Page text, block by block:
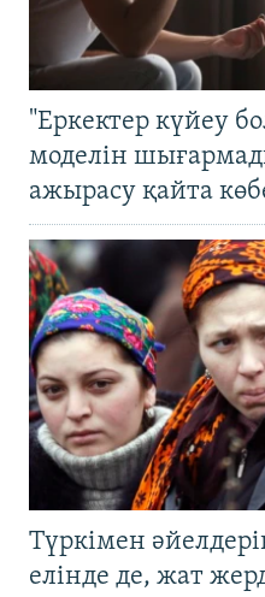
"Еркектер күйеу
моделін
ажырасу қайта
Түркімен
елінде де, жат